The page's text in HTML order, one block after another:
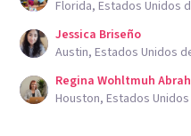
Florida, Estados Unidos
Jessica Briseño
Austin, Estados Unidos
Regina Wohltmuh
Houston, Estados